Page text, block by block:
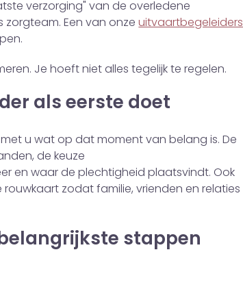
verzorging" van de overledene
zorgteam. Een van onzeuitvaartbegeleiders
Je hoeft niet alles tegelijk te regelen.
als eerste doet
u wat op dat moment van belang is. De
de keuze
en waar de plechtigheid plaatsvindt. Ook
zodat familie, vrienden en relaties
stappen